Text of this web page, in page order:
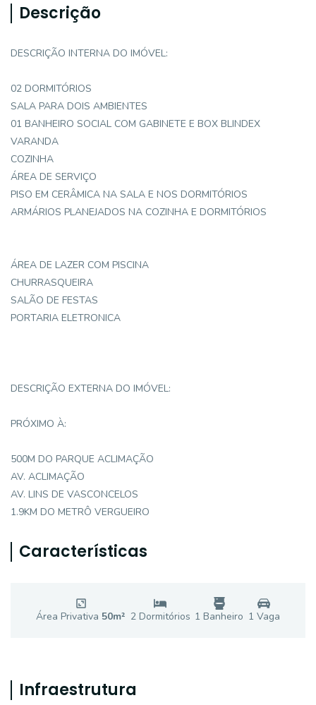
Descrição
DESCRIÇÃO INTERNA DO IMÓVEL:
02 DORMITÓRIOS
SALA PARA DOIS AMBIENTES
01 BANHEIRO SOCIAL COM GABINETE E BOX BLINDEX
VARANDA
COZINHA
ÁREA DE SERVIÇO
PISO EM CERÂMICA NA SALA E NOS DORMITÓRIOS
ARMÁRIOS PLANEJADOS NA COZINHA E DORMITÓRIOS
ÁREA DE LAZER COM PISCINA
CHURRASQUEIRA
SALÃO DE FESTAS
PORTARIA ELETRONICA
DESCRIÇÃO EXTERNA DO IMÓVEL:
PRÓXIMO À:
500M DO PARQUE ACLIMAÇÃO
AV. ACLIMAÇÃO
AV. LINS DE VASCONCELOS
1.9KM DO METRÔ VERGUEIRO
Características
Área Privativa 50m² 2Dormitórios 1 Banheiro 1 Vaga
Infraestrutura